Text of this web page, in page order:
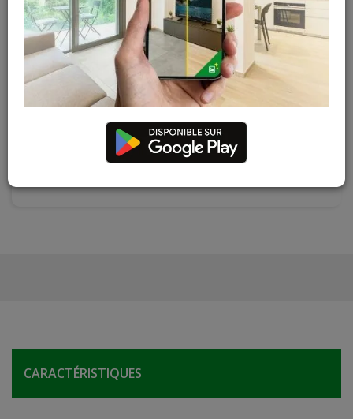
Court-St-Etienne Hors stock
Cuesmes Hors stock
Contactez Diffusion Menuiserie pour obtenir le temps de
réapprovisionnement pour ce produit
Les teintes, nuances et veinages des photos peuvent
varier par rapport au produit réel
CARACTÉRISTIQUES